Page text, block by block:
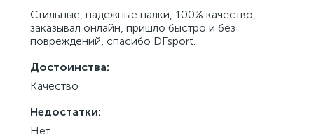
Стильные, надежные палки, 100% качество,
заказывал онлайн, пришло быстро и без
повреждений, спасибо DFsport.
Достоинства:
Качество
Недостатки:
Нет